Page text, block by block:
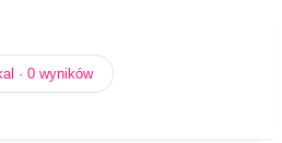
· 0 wyników